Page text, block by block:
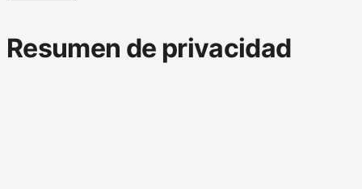
Resumen de privacidad